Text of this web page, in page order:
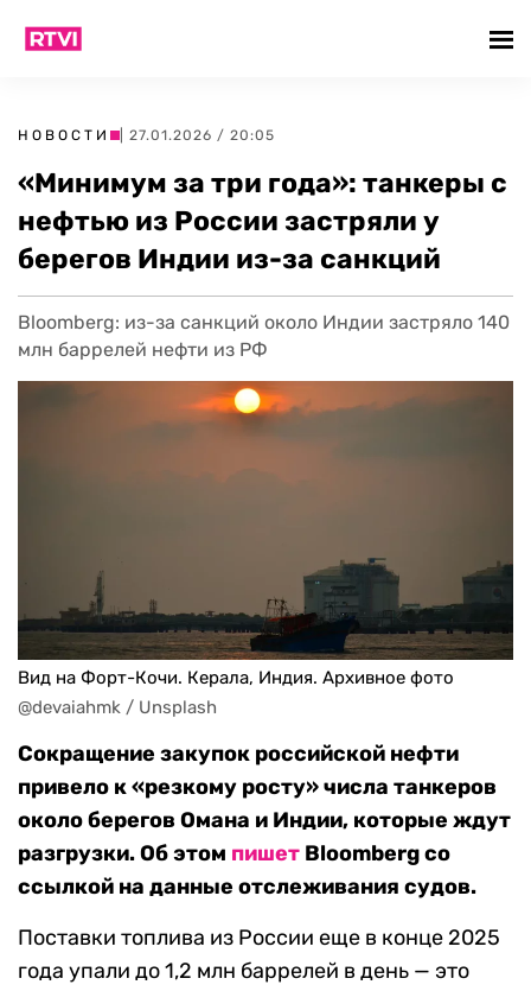
НОВОСТИ | 27.01.2026 / 20:05
«Минимум за три года»: танкеры с
нефтью из России застряли у
берегов Индии из-за санкций
Bloomberg: из-за санкций около Индии застряло 140
млн баррелей нефти из РФ
Вид на Форт-Кочи. Керала, Индия. Архивное фото
@devaiahmk / Unsplash
Сокращение закупок российской нефти
привело к «резкому росту» числа танкеров
около берегов Омана и Индии, которые ждут
разгрузки. Об этом пишет Bloomberg со
ссылкой на данные отслеживания судов.
Поставки топлива из России еще в конце 2025
года упали до 1,2 млн баррелей в день — это